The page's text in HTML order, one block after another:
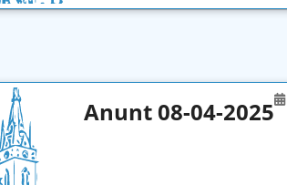
Anunt 08-04-2025